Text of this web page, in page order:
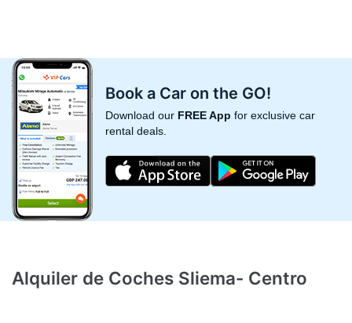
Book a Car on the GO!
Download our FREE App for exclusive car
rental deals.
Alquiler de Coches Sliema- Centro